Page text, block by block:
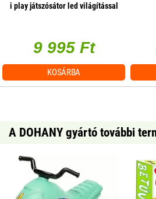
i play játszósátor led világítással
9 995 Ft
KOSÁRBA
A DOHANY gyártó további